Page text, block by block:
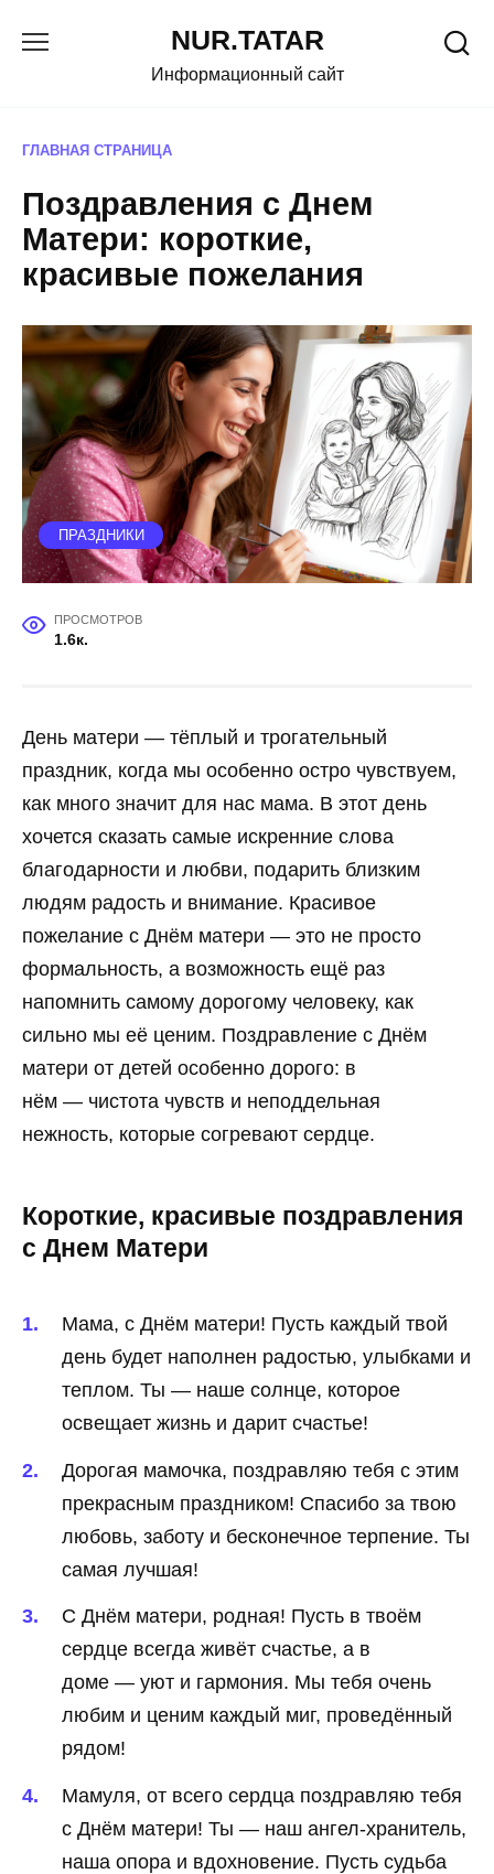
NUR.TATAR
Информационный сайт
ГЛАВНАЯ СТРАНИЦА
Поздравления с Днем
Матери: короткие,
красивые пожелания
ПРАЗДНИКИ
ПРОСМОТРОВ
1.6к.
День матери — тёплый и трогательный
праздник, когда мы особенно остро чувствуем,
как много значит для нас мама. В этот день
хочется сказать самые искренние слова
благодарности и любви, подарить близким
людям радость и внимание. Красивое
пожелание с Днём матери — это не просто
формальность, а возможность ещё раз
напомнить самому дорогому человеку, как
сильно мы её ценим. Поздравление с Днём
матери от детей особенно дорого: в
нём — чистота чувств и неподдельная
нежность, которые согревают сердце.
Короткие, красивые поздравления
с Днем Матери
Мама, с Днём матери! Пусть каждый твой
день будет наполнен радостью, улыбками и
теплом. Ты — наше солнце, которое
освещает жизнь и дарит счастье!
Дорогая мамочка, поздравляю тебя с этим
прекрасным праздником! Спасибо за твою
любовь, заботу и бесконечное терпение. Ты
самая лучшая!
С Днём матери, родная! Пусть в твоём
сердце всегда живёт счастье, а в
доме — уют и гармония. Мы тебя очень
любим и ценим каждый миг, проведённый
рядом!
Мамуля, от всего сердца поздравляю тебя
с Днём матери! Ты — наш ангел-хранитель,
наша опора и вдохновение. Пусть судьба